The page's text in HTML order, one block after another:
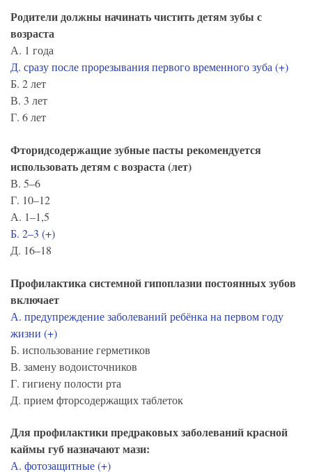
Родители должны начинать чистить детям зубы с
возраста
А. 1 года
Д. сразу после прорезывания первого временного зуба (+)
Б. 2 лет
В. 3 лет
Г. 6 лет
Фторидсодержащие зубные пасты рекомендуется
использовать детям с возраста (лет)
В. 5–6
Г. 10–12
А. 1–1,5
Б. 2–3 (+)
Д. 16–18
Профилактика системной гипоплазии постоянных зубов
включает
А. предупреждение заболеваний ребёнка на первом году
жизни (+)
Б. использование герметиков
В. замену водоисточников
Г. гигиену полости рта
Д. прием фторсодержащих таблеток
Для профилактики предраковых заболеваний красной
каймы губ назначают мази:
А. фотозащитные (+)